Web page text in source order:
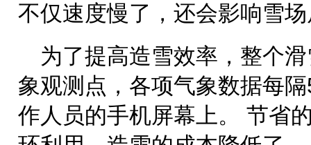
不仅速度慢了，还会影响雪
为了提高造雪效率，整个
象观测点，各项气象数据每
作人员的手机屏幕上。 节省